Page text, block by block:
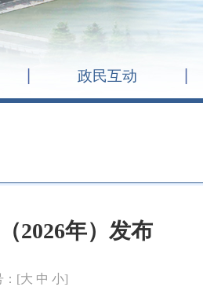
政民互动
2026年）发布
[大 中 小]